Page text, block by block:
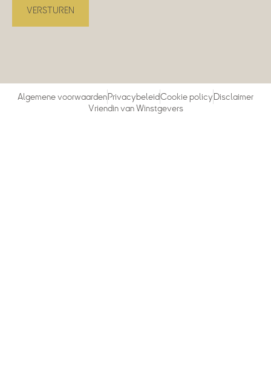
Algemene voorwaardenPrivacybeleidCookie policyDisclaimer
Vriendin van Winstgevers